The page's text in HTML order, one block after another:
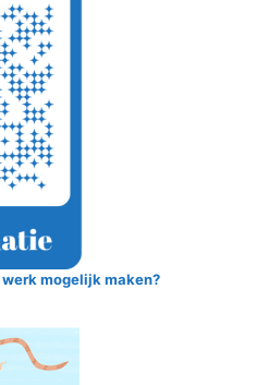
mogelijk maken?